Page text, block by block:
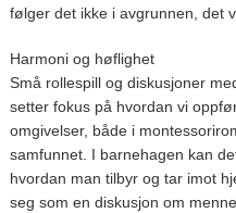
følger det ikke i avgrunnen, det
Harmoni og høflighet
Små rollespill og diskusjoner
setter fokus på hvordan vi
omgivelser, både i
samfunnet. I barnehagen kan
hvordan man tilbyr og tar imot
seg som en diskusjon om